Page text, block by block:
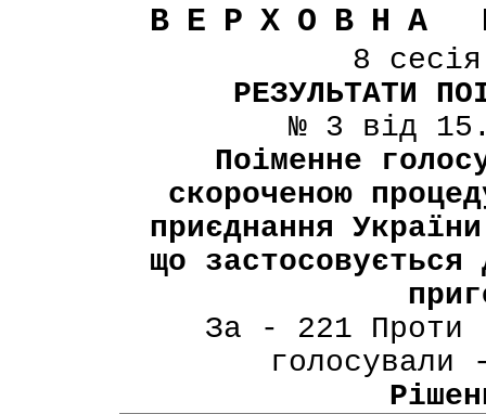
ВЕРХОВНА
8
РЕЗУЛЬТАТИ
№ 3 від
Поіменне
скороченою
приєднання
що застосовується
За - 221 Проти